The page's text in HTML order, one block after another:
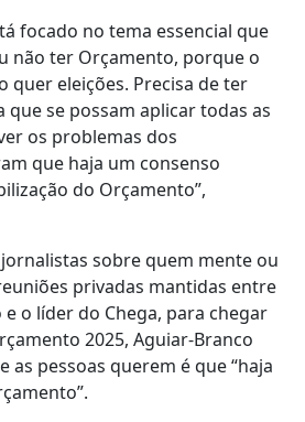
focado no tema essencial que
não ter Orçamento, porque o
quer eleições. Precisa de ter
se possam aplicar todas as
os problemas dos
que haja um consenso
do Orçamento”,
sobre quem mente ou
privadas mantidas entre
o líder do Chega, para chegar
2025, Aguiar-Branco
as pessoas querem é que “haja